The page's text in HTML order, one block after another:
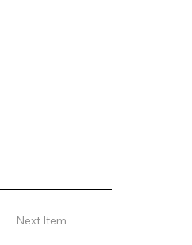
Next Item